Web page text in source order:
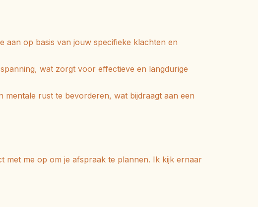
aan op basis van jouw specifieke klachten en
wat zorgt voor effectieve en langdurige
rust te bevorderen, wat bijdraagt aan een
met me op om je afspraak te plannen. Ik kijk ernaar